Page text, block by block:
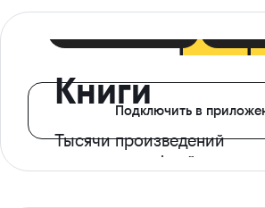
Книги
Тысячи произведений
с доступом офлайн
Подключить в